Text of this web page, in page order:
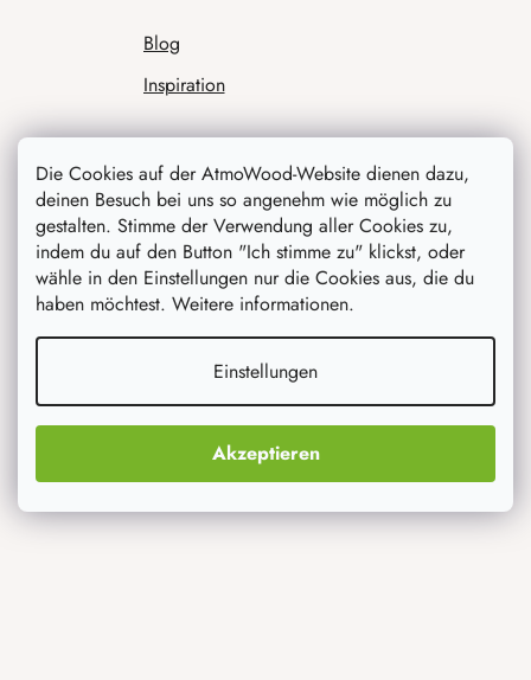
Die Cookies auf der AtmoWood-Website dienen dazu,
deinen Besuch bei uns so angenehm wie möglich zu
gestalten. Stimme der Verwendung aller Cookies zu,
indem du auf den Button "Ich stimme zu" klickst, oder
wähle in den Einstellungen nur die Cookies aus, die du
haben möchtest. Weitere informationen.
Einstellungen
Akzeptieren
Blog
Inspiration
Was interessiert dich am meisten
Originelle Geschenke